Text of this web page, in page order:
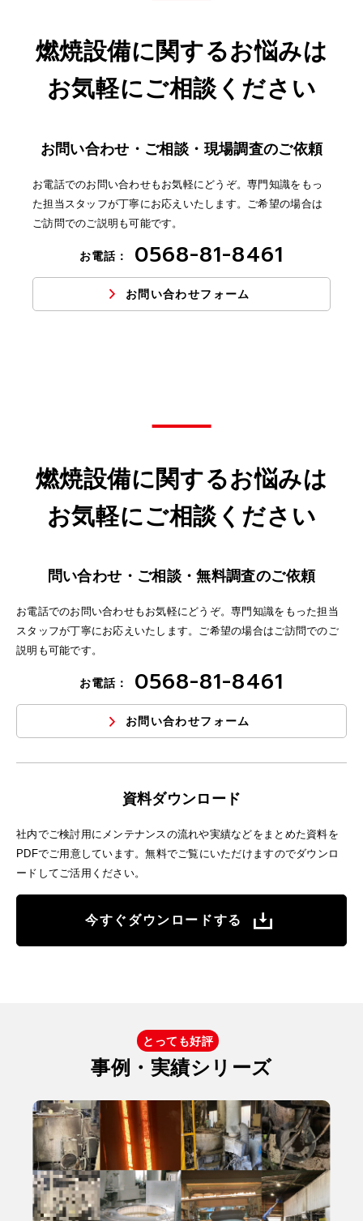
燃焼設備に関するお悩みは
お気軽にご相談ください
お問い合わせ・ご相談・現場調査のご依頼
お電話でのお問い合わせもお気軽にどうぞ。専門知識をもっ
た担当スタッフが丁寧にお応えいたします。ご希望の場合は
ご訪問でのご説明も可能です。
お電話： 0568-81-8461
お問い合わせフォーム
燃焼設備に関するお悩みは
お気軽にご相談ください
問い合わせ・ご相談・無料調査のご依頼
お電話でのお問い合わせもお気軽にどうぞ。専門知識をもった担当
スタッフが丁寧にお応えいたします。ご希望の場合はご訪問でのご
説明も可能です。
お電話： 0568-81-8461
お問い合わせフォーム
資料ダウンロード
社内でご検討用にメンテナンスの流れや実績などをまとめた資料を
PDFでご用意しています。無料でご覧にいただけますのでダウンロ
ードしてご活用ください。
今すぐダウンロードする
とっても好評
事例・実績シリーズ